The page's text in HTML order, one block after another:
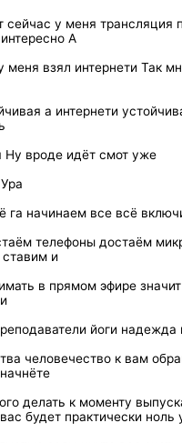
сейчас у меня трансляция
А
меня взял интернети Так
а интернети
Ну вроде идёт смот уже
га начинаем все всё
телефоны достаём
ставим и
в прямом эфире
йоги надежда
человечество к вам
делать к моменту
будет практически ноль